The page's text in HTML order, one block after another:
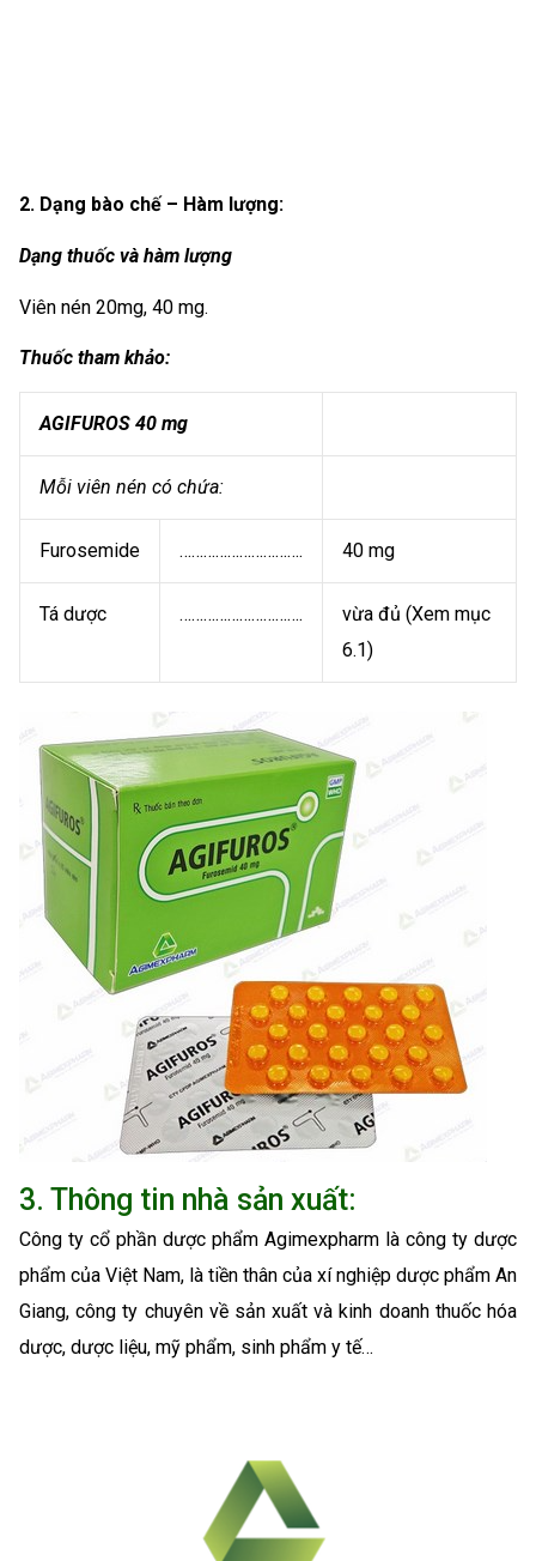
2. Dạng bào chế – Hàm lượng:
Dạng thuốc và hàm lượng
Viên nén 20mg, 40 mg.
Thuốc tham khảo:
AGIFUROS 40 mg
Mỗi viên nén có chứa:
Furosemide …………………………. 40 mg
Tá dược ………………………….
vừa đủ (Xem mục
6.1)
3. Thông tin nhà sản xuất:
Công ty cổ phần dược phẩm Agimexpharm là công ty dược
phẩm của Việt Nam, là tiền thân của xí nghiệp dược phẩm An
Giang, công ty chuyên về sản xuất và kinh doanh thuốc hóa
dược, dược liệu, mỹ phẩm, sinh phẩm y tế…